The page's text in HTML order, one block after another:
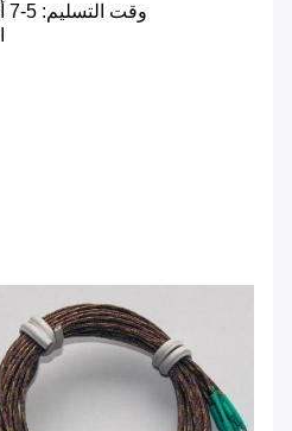
وقت التسليم: 5-7 أيام بعد الحصول على الدفع